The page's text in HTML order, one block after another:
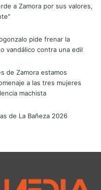
a Zamora por sus valores,
pide frenar la
vandálico contra una edil
de Zamora estamos
a las tres mujeres
machista
de La Bañeza 2026